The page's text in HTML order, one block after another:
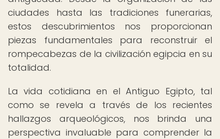
ciudades hasta las tradiciones funerarias,
estos descubrimientos nos proporcionan
piezas fundamentales para reconstruir el
rompecabezas de la civilización egipcia en su
totalidad.
La vida cotidiana en el Antiguo Egipto, tal
como se revela a través de los recientes
hallazgos arqueológicos, nos brinda una
perspectiva invaluable para comprender la